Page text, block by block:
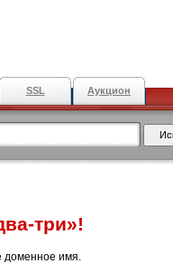
SSL Аукцион
три»!
доменное имя.